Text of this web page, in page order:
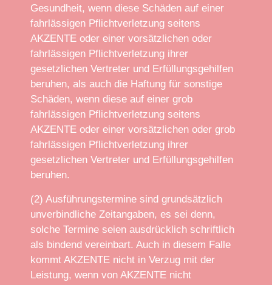
Gesundheit, wenn diese Schäden auf einer
fahrlässigen Pflichtverletzung seitens
AKZENTE oder einer vorsätzlichen oder
fahrlässigen Pflichtverletzung ihrer
gesetzlichen Vertreter und Erfüllungsgehilfen
beruhen, als auch die Haftung für sonstige
Schäden, wenn diese auf einer grob
fahrlässigen Pflichtverletzung seitens
AKZENTE oder einer vorsätzlichen oder grob
fahrlässigen Pflichtverletzung ihrer
gesetzlichen Vertreter und Erfüllungsgehilfen
beruhen.
(2) Ausführungstermine sind grundsätzlich
unverbindliche Zeitangaben, es sei denn,
solche Termine seien ausdrücklich schriftlich
als bindend vereinbart. Auch in diesem Falle
kommt AKZENTE nicht in Verzug mit der
Leistung, wenn von AKZENTE nicht